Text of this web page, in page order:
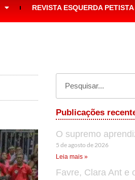
REVISTA ESQUERDA PETISTA
Publicações
O supremo
5 de agosto de 2026
Leia mais »
Favre, Clara Ant e